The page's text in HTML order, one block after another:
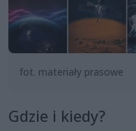
fot. materiały prasowe
Gdzie i kiedy?